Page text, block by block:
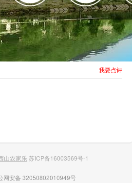
我要点评
山农家乐苏ICP备16003569号-1
网安备 32050802010949号